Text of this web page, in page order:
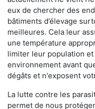
eux de chercher des
bâtiments d’élevage
meilleures. Cela leur
une température
limiter leur population
environnement avant
dégâts et n'exposent
La lutte contre les
permet de nous